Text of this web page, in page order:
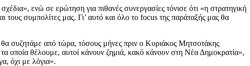
ενώ σε ερώτηση για πιθανές συνεργασίες τόνισε ότι «η στρατηγική
συμπολίτες μας. Γι’ αυτό και όλο το focus της παράταξής μας θα
συζητάμε από τώρα, τόσους μήνες πριν ο Κυριάκος Μητσοτάκης
οποία θέλουμε, αυτοί κάνουν ζημιά, κακό κάνουν στη Νέα Δημοκρατία»,
όχι με λόγια».